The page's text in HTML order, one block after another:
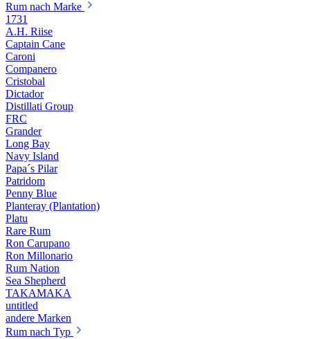
Rum nach Marke
1731
A.H. Riise
Captain Cane
Caroni
Companero
Cristobal
Dictador
Distillati Group
FRC
Grander
Long Bay
Navy Island
Papa´s Pilar
Patridom
Penny Blue
Planteray (Plantation)
Platu
Rare Rum
Ron Carupano
Ron Millonario
Rum Nation
Sea Shepherd
TAKAMAKA
untitled
andere Marken
Rum nach Typ